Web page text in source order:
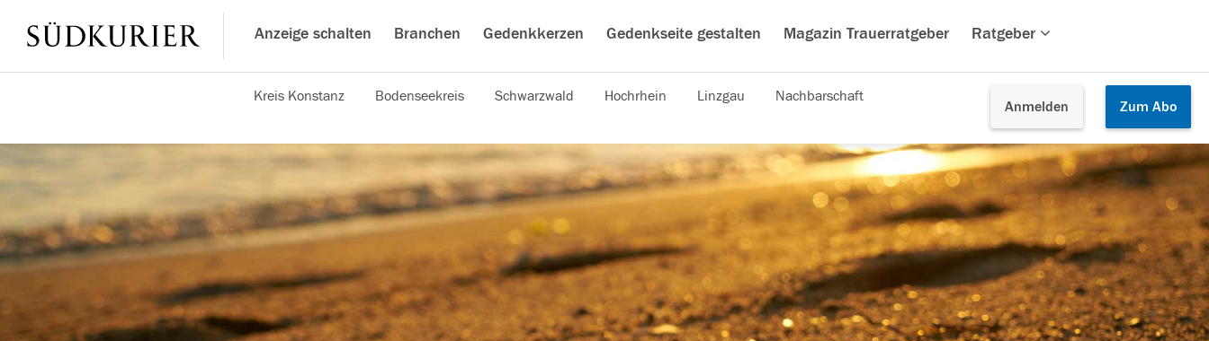
Anzeige schalten Branchen Gedenkkerzen Gedenkseite gestalten Magazin Trauerratgeber Ratgeber
Anmelden Zum Abo
Kreis Konstanz Bodenseekreis Schwarzwald Hochrhein Linzgau Nachbarschaft